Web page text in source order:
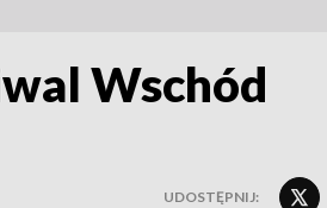
Wschód
UDOSTĘPNIJ: